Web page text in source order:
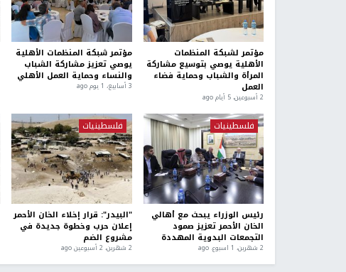
مؤتمر لشبكة المنظمات
الأهلية يوصي بتوسيع مشاركة
المرأة والشباب وحماية فضاء
العمل
2 أسبوعين، 5 أيام ago
مؤتمر شبكة المنظمات الأهلية
يوصي تعزيز مشاركة الشباب
والنساء وحماية العمل الأهلي
3 أسابيع، 1 يوم ago
فلسطينيات
رئيس الوزراء يبحث مع أهالي
الخان الأحمر تعزيز صمود
التجمعات البدوية المهددة
2 شهرين، 1 اسبوع. ago
فلسطينيات
"البيدر": قرار إخلاء الخان الأحمر
إعلان حرب وخطوة جديدة في
مشروع الضم
2 شهرين، 2 أسبوعين ago